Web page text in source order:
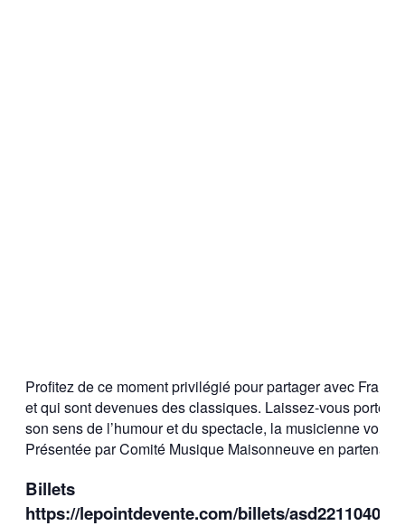
Profitez de ce moment privilégié pour partager avec
et qui sont devenues des classiques. Laissez-vous porter
son sens de l’humour et du spectacle, la musicienne
Présentée par Comité Musique Maisonneuve en
Billets
https://lepointdevente.com/billets/asd221104001